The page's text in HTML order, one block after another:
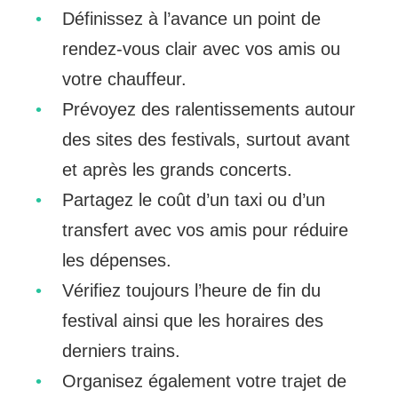
Définissez à l’avance un point de
rendez-vous clair avec vos amis ou
votre chauffeur.
Prévoyez des ralentissements autour
des sites des festivals, surtout avant
et après les grands concerts.
Partagez le coût d’un taxi ou d’un
transfert avec vos amis pour réduire
les dépenses.
Vérifiez toujours l’heure de fin du
festival ainsi que les horaires des
derniers trains.
Organisez également votre trajet de